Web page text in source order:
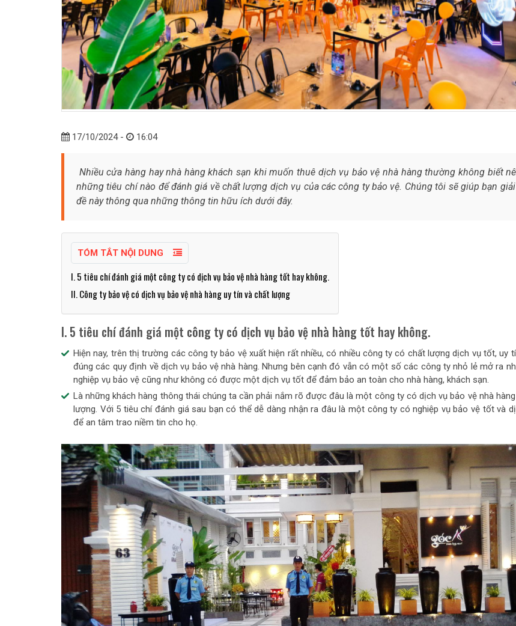
17/10/2024 - 16:04
Nhiều cửa hàng hay nhà hàng khách sạn khi muốn thuê dịch vụ bảo vệ nhà hàng thường không biết
những tiêu chí nào để đánh giá về chất lượng dịch vụ của các công ty bảo vệ. Chúng tôi sẽ giúp bạn
đề này thông qua những thông tin hữu ích dưới đây.
TÓM TẮT NỘI DUNG
I. 5 tiêu chí đánh giá một công ty có dịch vụ bảo vệ nhà hàng tốt hay không.
II. Công ty bảo vệ có dịch vụ bảo vệ nhà hàng uy tín và chất lượng
I. 5 tiêu chí đánh giá một công ty có dịch vụ bảo vệ nhà hàng tốt hay không.
Hiện nay, trên thị trường các công ty bảo vệ xuất hiện rất nhiều, có nhiều công ty có chất lượng dịch vụ tốt, uy
đúng các quy định về dịch vụ bảo vệ nhà hàng. Nhưng bên cạnh đó vẫn có một số các công ty nhỏ lẻ mở ra
nghiệp vụ bảo vệ cũng như không có được một dịch vụ tốt để đảm bảo an toàn cho nhà hàng, khách sạn.
Là những khách hàng thông thái chúng ta cần phải nắm rõ được đâu là một công ty có dịch vụ bảo vệ nhà
lượng. Với 5 tiêu chí đánh giá sau bạn có thể dễ dàng nhận ra đâu là một công ty có nghiệp vụ bảo vệ tốt và
để an tâm trao niềm tin cho họ.